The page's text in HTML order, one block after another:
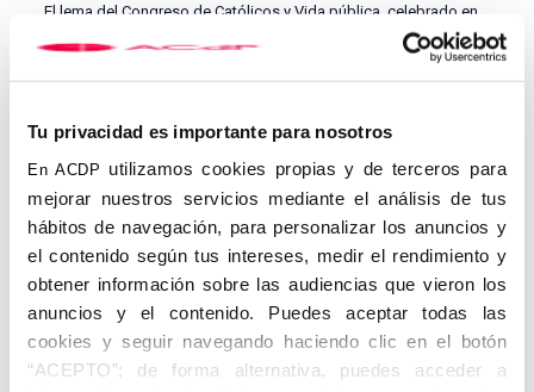
Tu privacidad es importante para nosotros
En ACDP utilizamos cookies propias y de terceros para
mejorar nuestros servicios mediante el análisis de tus
hábitos de navegación, para personalizar los anuncios y
el contenido según tus intereses, medir el rendimiento y
obtener información sobre las audiencias que vieron los
anuncios y el contenido. Puedes aceptar todas las
cookies y seguir navegando haciendo clic en el botón
“ACEPTO”; de forma alternativa, puedes acceder a
El lema del Congreso de Católicos y Vida pública, celebrado en
Madrid, fue “vivir, compartir, anunciar: evangelizar”. En estas XVII
Jornadas de Católicos y Vida Pública en Sevilla, que se
celebrarán los días 6, 7, 8 y 10 de febrero, queremos poner el
modelos de vida en “vivir, compartir, anunciar: evangelizar”.
A lo largo de estas Jornadas, conoceremos, desde la fe, desde
personalidades tan atractivas y cercanas como Marcelo Spínola
y Maestre, beato Cardenal Arzobispo de Sevilla, fundador del
periódico “El Correo de Andalucía”, cuyo lema era “Omnia
possum in Eo” (“Todo lo puedo en Él”), o como Ángela de la
son muy queridas y conocidas como Hermanitas de la Cruz.
Convocamos a creyentes y a no creyentes, de todas las edades,